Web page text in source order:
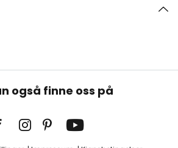
også finne oss på